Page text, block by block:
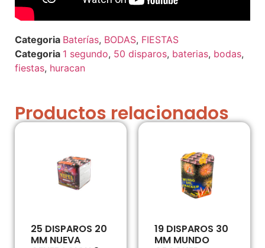
Baterías, BODAS, FIESTAS
1 segundo, 50 disparos, baterias, bodas,
fiestas, huracan
Productos relacionados
25 DISPAROS 20
MM NUEVA
19 DISPAROS 30
MM MUNDO